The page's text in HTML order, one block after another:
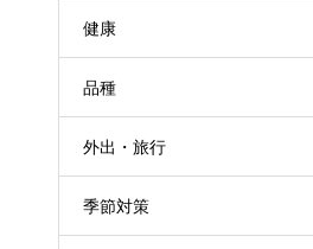
健康
品種
外出・旅行
季節対策